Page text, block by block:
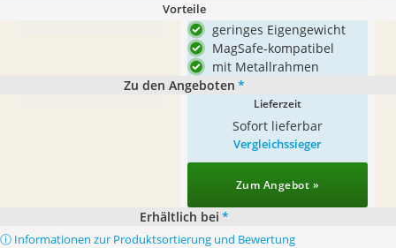
Vorteile
geringes Eigengewicht
MagSafe-kompatibel
mit Metallrahmen
Zu den Angeboten *
Lieferzeit
Sofort lieferbar
Vergleichssieger
Zum Angebot »
Erhältlich bei *
ⓘ Informationen zur Produktsortierung und Bewertung